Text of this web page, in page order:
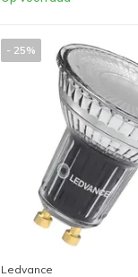
- 25%
Ledvance